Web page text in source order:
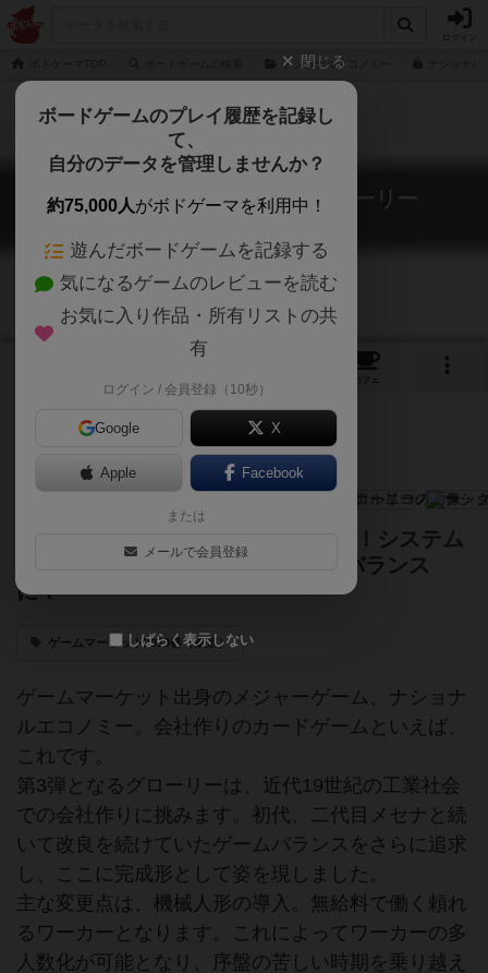
ナショナルエコノミー
ナショナルエコノミー・グローリー
National Economy Glory
カフェ
ナショナルエコノミーの新作第3弾！システム
をさらに洗練させ、究極のゲームバランス
に！
ゲームマーケット2019春（東京）
ゲームマーケット出身のメジャーゲーム、ナショナ
ルエコノミー。会社作りのカードゲームといえば、
これです。
第3弾となるグローリーは、近代19世紀の工業社会
での会社作りに挑みます。初代、二代目メセナと続
いて改良を続けていたゲームバランスをさらに追求
し、ここに完成形として姿を現しました。
主な変更点は、機械人形の導入。無給料で働く頼れ
るワーカーとなります。これによってワーカーの多
人数化が可能となり、序盤の苦しい時期を乗り越え
閉じる
ボードゲームのプレイ履歴を記録し
て、
自分のデータを管理しませんか？
約75,000人がボドゲーマを利用中！
遊んだボードゲームを記録する
気になるゲームのレビューを読む
お気に入り作品・所有リストの共
有
ログイン / 会員登録（10秒）
Google X
Apple Facebook
または
メールで会員登録
しばらく表示しない